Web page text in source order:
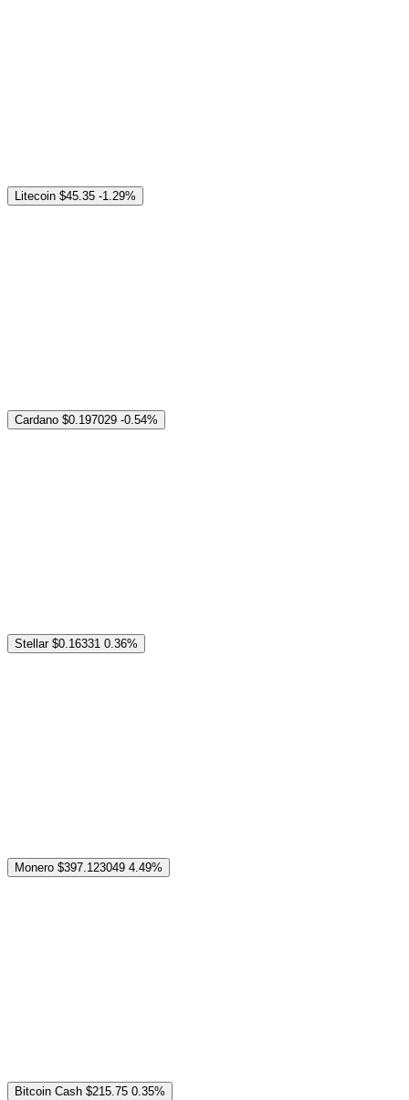
Litecoin $45.35 -1.29%
Cardano $0.197029 -0.54%
Stellar $0.16331 0.36%
Monero $397.123049 4.49%
Bitcoin Cash $215.75 0.35%